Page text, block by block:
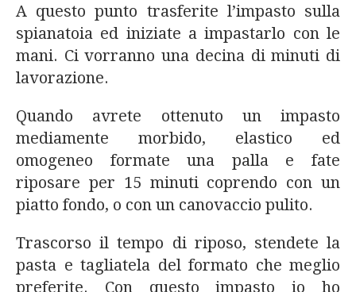
A questo punto trasferite l’impasto sulla
spianatoia ed iniziate a impastarlo con le
mani. Ci vorranno una decina di minuti di
lavorazione.
Quando avrete ottenuto un impasto
mediamente morbido, elastico ed
omogeneo formate una palla e fate
riposare per 15 minuti coprendo con un
piatto fondo, o con un canovaccio pulito.
Trascorso il tempo di riposo, stendete la
pasta e tagliatela del formato che meglio
preferite. Con questo impasto io ho